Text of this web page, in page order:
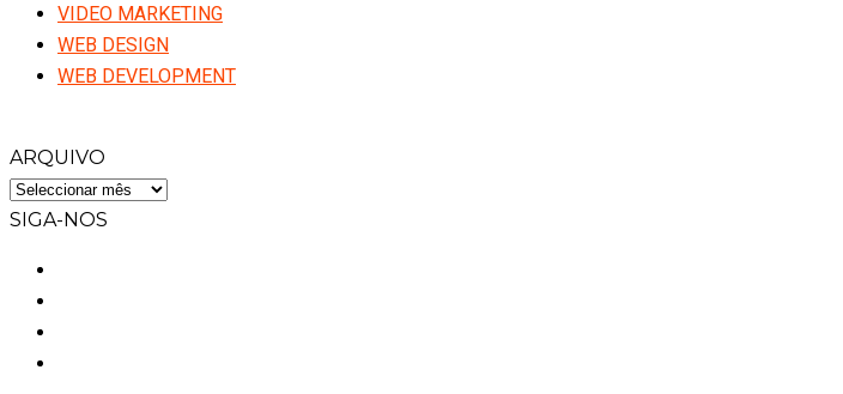
VIDEO MARKETING
WEB DESIGN
WEB DEVELOPMENT
ARQUIVO
ARQUIVO
SIGA-NOS